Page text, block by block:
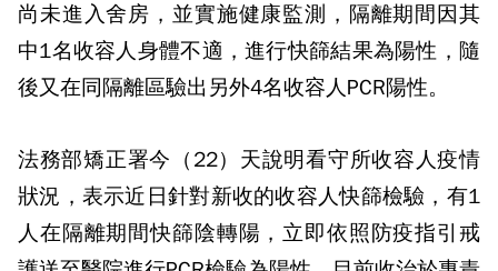
尚未進入舍房，並實施健康監測，隔離期間因其
中1名收容人身體不適，進行快篩結果為陽性，隨
後又在同隔離區驗出另外4名收容人PCR陽性。
法務部矯正署今（22）天說明看守所收容人疫情
狀況，表示近日針對新收的收容人快篩檢驗，有1
人在隔離期間快篩陰轉陽，立即依照防疫指引戒